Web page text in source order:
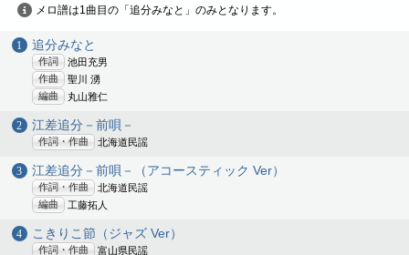
メロ譜は1曲目の「追分みなと」のみとなります。
追分みなと
作詞
池田充男
作曲
聖川 湧
編曲
丸山雅仁
江差追分－前唄－
作詞・作曲 北海道民謡
江差追分－前唄－（アコースティック Ver）
作詞・作曲
北海道民謡
編曲
工藤拓人
こきりこ節（ジャズ Ver）
作詞・作曲 富山県民謡